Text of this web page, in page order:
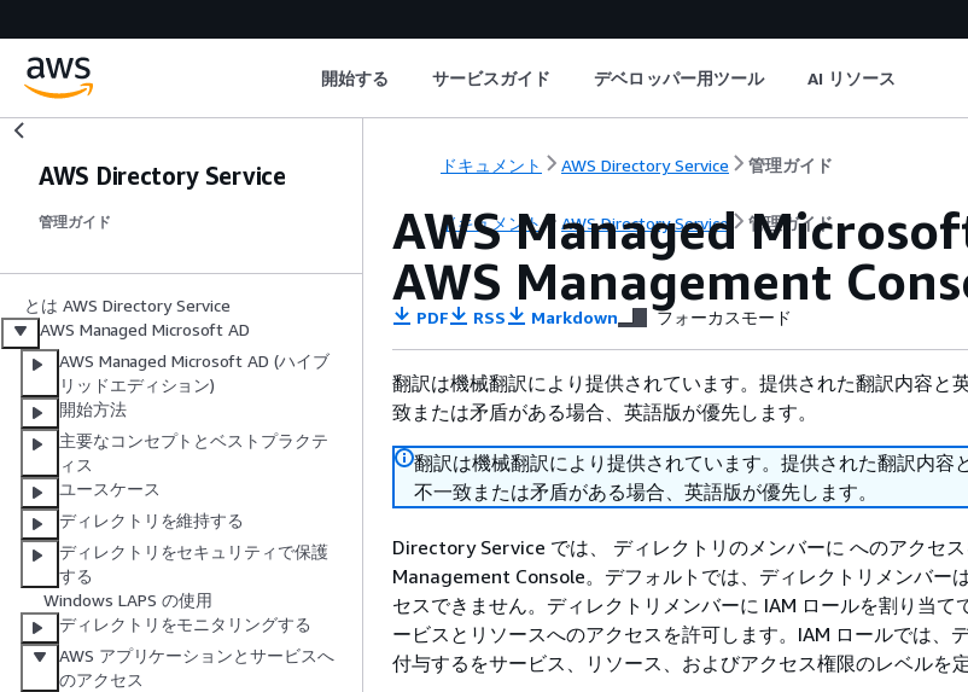
開始する サービスガイド デベロッパー用ツール AI リソース
AWS Directory Service
管理ガイド
とは AWS Directory Service
AWS Managed Microsoft AD
AWS Managed Microsoft AD (ハイブ
リッドエディション)
開始方法
主要なコンセプトとベストプラクテ
ィス
ユースケース
ディレクトリを維持する
ディレクトリをセキュリティで保護
する
Windows LAPS の使用
ディレクトリをモニタリングする
AWS アプリケーションとサービスへ
のアクセス
ドキュメント AWS Directory Service 管理ガイド
ドキュメント AWS Directory Service 管理ガイド
AWS Managed
AWS Management
PDF RSS Markdown フォーカスモード
翻訳は機械翻訳により提供されています。提供された翻訳内容と
致または矛盾がある場合、英語版が優先します。
翻訳は機械翻訳により提供されています。提供された翻訳内容
不一致または矛盾がある場合、英語版が優先します。
Directory Service では、 ディレクトリのメンバーに へのアクセ
Management Console。デフォルトでは、ディレクトリメンバー
セスできません。ディレクトリメンバーに IAM ロールを割り当て
ービスとリソースへのアクセスを許可します。IAM ロールでは、
付与するをサービス、リソース、およびアクセス権限のレベルを定